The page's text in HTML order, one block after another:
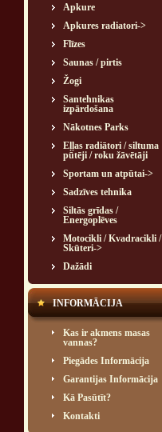
Apkure
Apkures radiatori->
Flīzes
Saunas / pirtis
Žogi
Santehnikas
izpārdošana
Nākotnes Parks
Eļļas radiātori / siltuma
pūtēji / roku žāvētāji
Sportam un atpūtai->
Sadzīves tehnika
Siltās grīdas /
Energoplēves
Motocikli / Kvadracikli /
Skūteri->
Dažādi
INFORMĀCIJA
Kas ir akmens masas
vannas?
Piegādes Informācija
Garantijas Informācija
Kā Pasūtīt?
Kontakti